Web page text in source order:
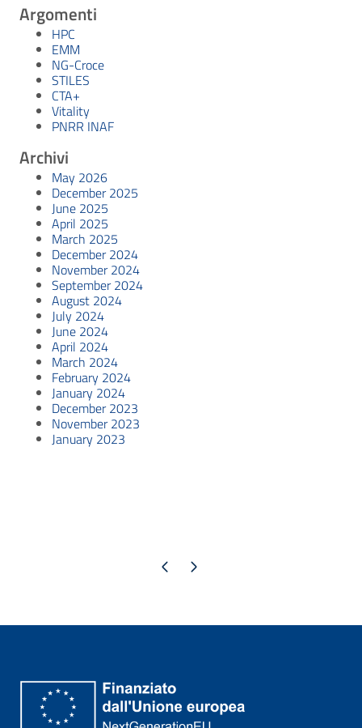
Argomenti
HPC
EMM
NG-Croce
STILES
CTA+
Vitality
PNRR INAF
Archivi
May 2026
December 2025
June 2025
April 2025
March 2025
December 2024
November 2024
September 2024
August 2024
July 2024
June 2024
April 2024
March 2024
February 2024
January 2024
December 2023
November 2023
January 2023
Previous pageNext page